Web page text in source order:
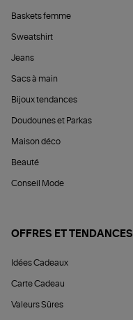
Baskets femme
Sweatshirt
Jeans
Sacs à main
Bijoux tendances
Doudounes et Parkas
Maison déco
Beauté
Conseil Mode
OFFRES ET TENDANCES
Idées Cadeaux
Carte Cadeau
Valeurs Sûres